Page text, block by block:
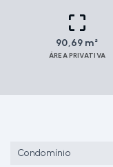
90,69 m²
ÁREA PRIVATIVA
Condomínio